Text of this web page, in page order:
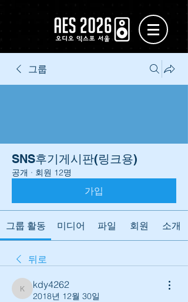
그룹
SNS후기게시판(링크용)
공개 · 회원 12명
가입
그룹 활동 미디어 파일 회원 소개
뒤로
kdy4262
kdy4262
2018년 12월 30일